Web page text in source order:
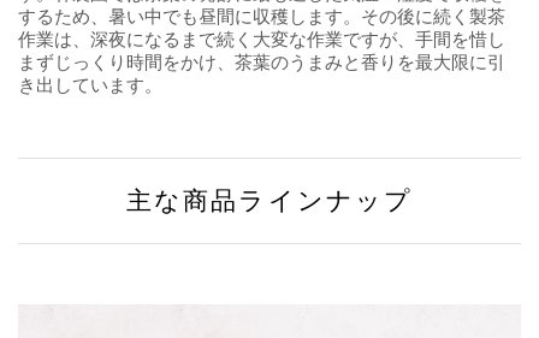
するため、暑い中でも昼間に収穫します。その後に続く製茶
作業は、深夜になるまで続く大変な作業ですが、手間を惜し
まずじっくり時間をかけ、茶葉のうまみと香りを最大限に引
き出しています。
主な商品ラインナップ